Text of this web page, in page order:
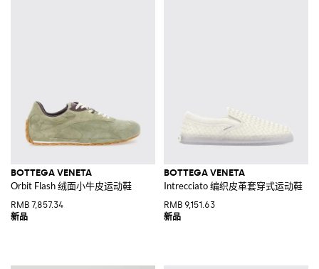
BOTTEGA VENETA
Orbit Flash 绒面小牛皮运动鞋
RMB 7,857.34
BOTTEGA VENETA
Intrecciato 编织皮革套穿式运动鞋
RMB 9,151.63